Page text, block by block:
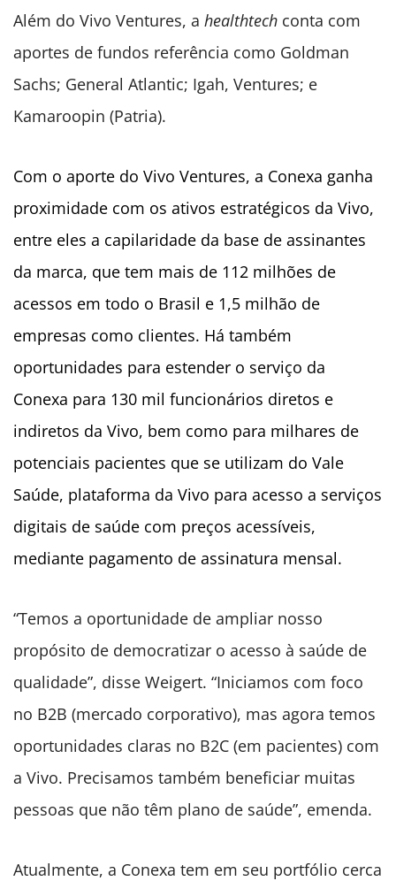
Além do Vivo Ventures, a healthtech conta com
aportes de fundos referência como Goldman
Sachs; General Atlantic; Igah, Ventures; e
Kamaroopin (Patria).
Com o aporte do Vivo Ventures, a Conexa ganha
proximidade com os ativos estratégicos da Vivo,
entre eles a capilaridade da base de assinantes
da marca, que tem mais de 112 milhões de
acessos em todo o Brasil e 1,5 milhão de
empresas como clientes. Há também
oportunidades para estender o serviço da
Conexa para 130 mil funcionários diretos e
indiretos da Vivo, bem como para milhares de
potenciais pacientes que se utilizam do Vale
Saúde, plataforma da Vivo para acesso a serviços
digitais de saúde com preços acessíveis,
mediante pagamento de assinatura mensal.
“Temos a oportunidade de ampliar nosso
propósito de democratizar o acesso à saúde de
qualidade”, disse Weigert. “Iniciamos com foco
no B2B (mercado corporativo), mas agora temos
oportunidades claras no B2C (em pacientes) com
a Vivo. Precisamos também beneficiar muitas
pessoas que não têm plano de saúde”, emenda.
Atualmente, a Conexa tem em seu portfólio cerca